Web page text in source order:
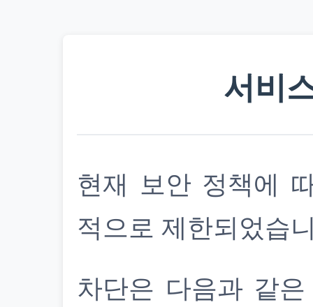
서비
현재 보안 정책에
적으로 제한되었습
차단은 다음과 같